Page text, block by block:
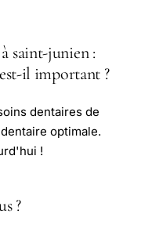
saint-junien :
il important ?
dentaires de
optimale.
!
?